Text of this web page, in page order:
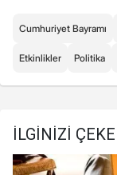
Cumhuriyet Bayramı
Etkinlikler Politika